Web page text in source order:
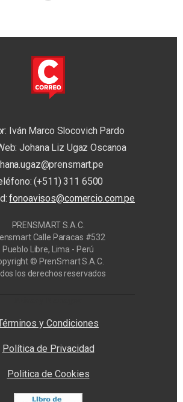
Iván Marco Slocovich Pardo
Johana Liz Ugaz Oscanoa
(+511) 311 6500
fonoavisos@comercio.com.pe
PRENSMART S.A.C.
Calle Paracas #532
Pueblo Libre, Lima - Perú
© PrenSmart S.A.C.
los derechos reservados
y Condiciones
Política de Privacidad
Politica de Cookies